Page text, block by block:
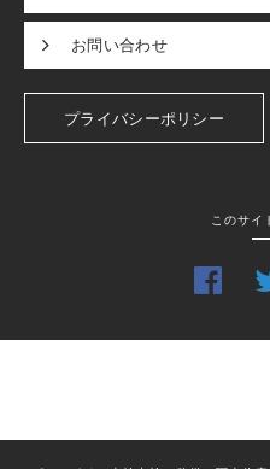
お問い合わせ
プライバシーポリシー
このサイ